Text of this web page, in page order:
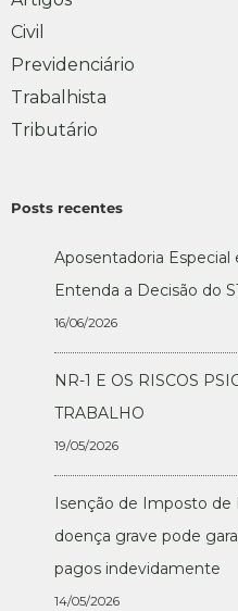
Civil
Previdenciário
Trabalhista
Tributário
Posts recentes
Aposentadoria
Entenda a Decisão do
16/06/2026
NR-1 E OS RISCOS
TRABALHO
19/05/2026
Isenção de Imposto de
doença grave pode
pagos indevidamente
14/05/2026